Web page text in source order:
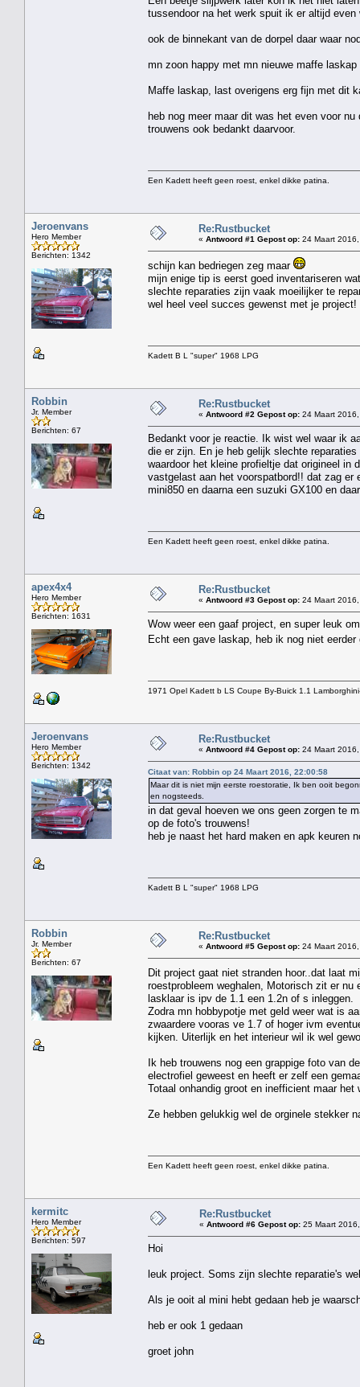
tussendoor na het werk spuit ik er altijd
ook de binnekant van de dorpel daar waar
mn zoon happy met mn nieuwe maffe
Maffe laskap, last overigens erg fijn met dit
heb nog meer maar dit was het even voor
trouwens ook bedankt daarvoor.
Een Kadett heeft geen roest, enkel dikke patina.
Jeroenvans
Hero Member
Berichten: 1342
Re:Rustbucket
« Antwoord #1 Gepost op: 24 Maart
schijn kan bedriegen zeg maar
mijn enige tip is eerst goed inventariseren
slechte reparaties zijn vaak moeilijker te
wel heel veel succes gewenst met je project!
Kadett B L "super" 1968 LPG
Robbin
Jr. Member
Berichten: 67
Re:Rustbucket
« Antwoord #2 Gepost op: 24 Maart
Bedankt voor je reactie. Ik wist wel waar ik
die er zijn. En je heb gelijk slechte
waardoor het kleine profieltje dat origineel in
vastgelast aan het voorspatbord!! dat zag
mini850 en daarna een suzuki GX100 en
Een Kadett heeft geen roest, enkel dikke patina.
apex4x4
Hero Member
Berichten: 1631
Re:Rustbucket
« Antwoord #3 Gepost op: 24 Maart
Wow weer een gaaf project, en super leuk
Echt een gave laskap, heb ik nog niet
1971 Opel Kadett b LS Coupe By-Buick 1.1
Jeroenvans
Hero Member
Berichten: 1342
Re:Rustbucket
« Antwoord #4 Gepost op: 24 Maart
Citaat van: Robbin op 24 Maart 2016, 22:00:58
Maar dit is niet mijn eerste roestoratie, Ik ben ooit
en nogsteeds.
in dat geval hoeven we ons geen zorgen te
op de foto's trouwens!
heb je naast het hard maken en apk keuren
Kadett B L "super" 1968 LPG
Robbin
Jr. Member
Berichten: 67
Re:Rustbucket
« Antwoord #5 Gepost op: 24 Maart
Dit project gaat niet stranden hoor..dat laat
roestprobleem weghalen, Motorisch zit er
lasklaar is ipv de 1.1 een 1.2n of s inleggen.
Zodra mn hobbypotje met geld weer wat is
zwaardere vooras ve 1.7 of hoger ivm
kijken. Uiterlijk en het interieur wil ik wel
Ik heb trouwens nog een grappige foto van
electrofiel geweest en heeft er zelf een
Totaal onhandig groot en inefficient maar
Ze hebben gelukkig wel de orginele stekker
Een Kadett heeft geen roest, enkel dikke patina.
kermitc
Hero Member
Berichten: 597
Re:Rustbucket
« Antwoord #6 Gepost op: 25 Maart
Hoi
leuk project. Soms zijn slechte reparatie's
Als je ooit al mini hebt gedaan heb je
heb er ook 1 gedaan
groet john